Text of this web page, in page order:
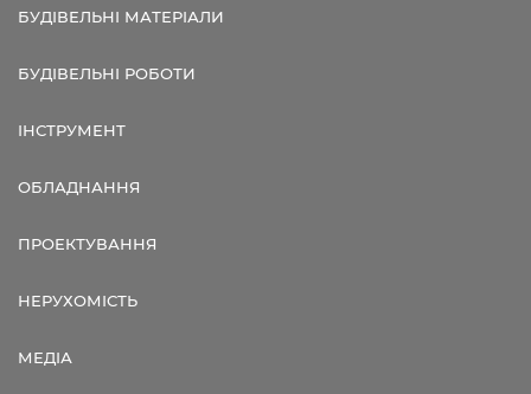
БУДІВЕЛЬНІ МАТЕРІАЛИ
БУДІВЕЛЬНІ РОБОТИ
ІНСТРУМЕНТ
ОБЛАДНАННЯ
ПРОЕКТУВАННЯ
НЕРУХОМІСТЬ
МЕДІА